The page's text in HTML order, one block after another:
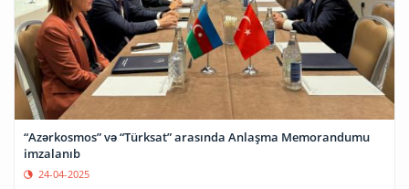
“Azərkosmos” və “Türksat” arasında Anlaşma Memorandumu
imzalanıb
24-04-2025